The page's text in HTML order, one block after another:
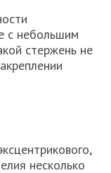
с небольшим
стержень не
несколько